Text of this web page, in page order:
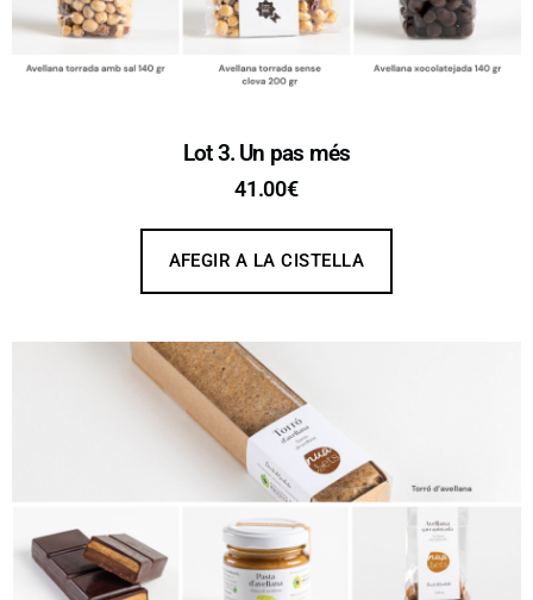
Lot 3. Un pas més
41.00€
AFEGIR A LA CISTELLA